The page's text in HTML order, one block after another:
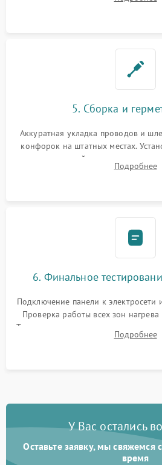
дорожек. Очистка контактов и
5. Сборка и
Аккуратная укладка проводов и
конфорок на штатных местах.
проверкой равномерности
термостойкого герметика или
Подробнее
6. Финальное
Подключение панели к электросети
Проверка работы всех зон
Тестирование сенсорного
остаточного тепла и систем
Подробнее
У Вас остались
Оставьте заявку, мы
время